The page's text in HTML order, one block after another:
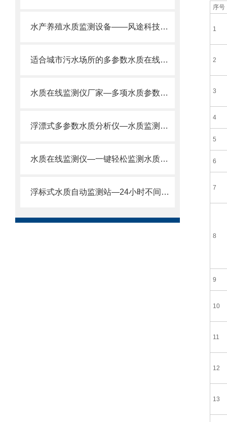
水产养殖水质监测设备——风途科技让水产养殖更科学、更高效！
适合城市污水场所的多参数水质在线检测仪—全面检测2024全+境+派+送
水质在线监测仪厂家—多项水质参数连续、实时、准确监测@2024全国发货
浮漂式多参数水质分析仪—水质监测专家，参数可定制@2024顺丰包邮
水质在线监测仪—一键轻松监测水质的水质在线分析仪@2024风途推送
浮标式水质自动监测站—24小时不间断收集数据的水质分析仪@风途推送
序号
1
2
3
4
5
6
7
8
9
10
11
12
13